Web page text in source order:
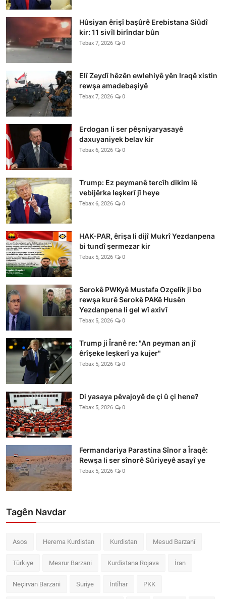
Hûsiyan êrişî başûrê Erebistana Siûdî
kir: 11 sivîl birîndar bûn
Tebax 7, 2026 0
Elî Zeydî hêzên ewlehiyê yên Iraqê xistin
rewşa amadebaşiyê
Tebax 7, 2026 0
Erdogan li ser pêşniyaryasayê
daxuyaniyek belav kir
Tebax 6, 2026 0
Trump: Ez peymanê tercîh dikim lê
vebijêrka leşkerî jî heye
Tebax 6, 2026 0
HAK-PAR, êrişa li dijî Mukrî Yezdanpena
bi tundî şermezar kir
Tebax 5, 2026 0
Serokê PWKyê Mustafa Ozçelîk ji bo
rewşa kurê Serokê PAKê Husên
Yezdanpena li gel wî axivî
Tebax 5, 2026 0
Trump ji Îranê re: "An peyman an jî
êrîşeke leşkerî ya kujer"
Tebax 5, 2026 0
Di yasaya pêvajoyê de çi û çi hene?
Tebax 5, 2026 0
Fermandariya Parastina Sînor a Îraqê:
Rewşa li ser sînorê Sûriyeyê asayî ye
Tebax 5, 2026 0
Tagên Navdar
Asos Herema Kurdistan Kurdistan Mesud Barzanî
Türkiye Mesrur Barzani Kurdistana Rojava İran
Neçirvan Barzani Suriye İntîhar PKK